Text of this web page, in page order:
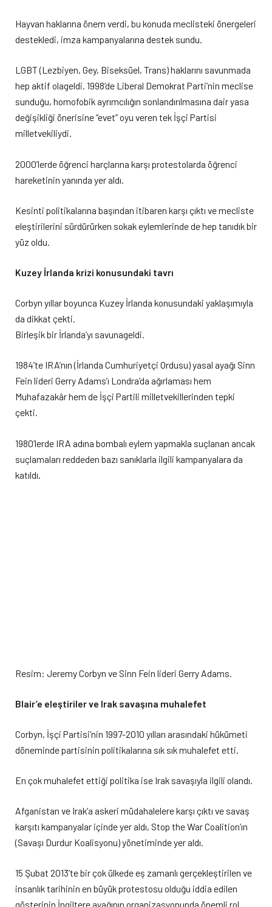
Hayvan haklarına önem verdi, bu konuda meclisteki önergeleri
destekledi, imza kampanyalarına destek sundu.
LGBT (Lezbiyen, Gey, Biseksüel, Trans) haklarını savunmada
hep aktif olageldi. 1998’de Liberal Demokrat Parti’nin meclise
sunduğu, homofobik ayrımcılığın sonlandırılmasına dair yasa
değişikliği önerisine “evet” oyu veren tek İşçi Partisi
milletvekiliydi.
2000’lerde öğrenci harçlarına karşı protestolarda öğrenci
hareketinin yanında yer aldı.
Kesinti politikalarına başından itibaren karşı çıktı ve mecliste
eleştirilerini sürdürürken sokak eylemlerinde de hep tanıdık bir
yüz oldu.
Kuzey İrlanda krizi konusundaki tavrı
Corbyn yıllar boyunca Kuzey İrlanda konusundaki yaklaşımıyla
da dikkat çekti.
Birleşik bir İrlanda’yı savunageldi.
1984’te IRA’nın (İrlanda Cumhuriyetçi Ordusu) yasal ayağı Sinn
Fein lideri Gerry Adams’ı Londra’da ağırlaması hem
Muhafazakâr hem de İşçi Partili milletvekillerinden tepki
çekti.
1980’lerde IRA adına bombalı eylem yapmakla suçlanan ancak
suçlamaları reddeden bazı sanıklarla ilgili kampanyalara da
katıldı.
Resim: Jeremy Corbyn ve Sinn Fein lideri Gerry Adams.
Blair’e eleştiriler ve Irak savaşına muhalefet
Corbyn, İşçi Partisi’nin 1997-2010 yılları arasındaki hükümeti
döneminde partisinin politikalarına sık sık muhalefet etti.
En çok muhalefet ettiği politika ise Irak savaşıyla ilgili olandı.
Afganistan ve Irak’a askeri müdahalelere karşı çıktı ve savaş
karşıtı kampanyalar içinde yer aldı, Stop the War Coalition’ın
(Savaşı Durdur Koalisyonu) yönetiminde yer aldı.
15 Şubat 2013’te bir çok ülkede eş zamanlı gerçekleştirilen ve
insanlık tarihinin en büyük protestosu olduğu iddia edilen
gösterinin İngiltere ayağının organizasyonunda önemli rol